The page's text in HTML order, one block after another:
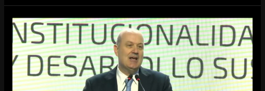
Presidente
–
Reforma
de
la
Carta
Organica